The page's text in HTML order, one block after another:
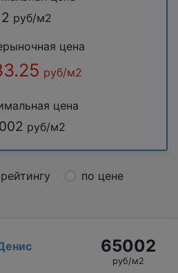
руб/м2
цена
руб/м2
цена
руб/м2
по цене
65002
руб/м2